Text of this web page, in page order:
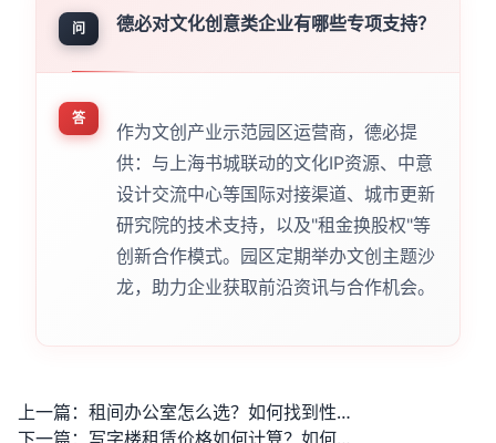
问 德必对文化创意类企业有哪些专项支持？
答
作为文创产业示范园区运营商，德必提
供：与上海书城联动的文化IP资源、中意
设计交流中心等国际对接渠道、城市更新
研究院的技术支持，以及"租金换股权"等
创新合作模式。园区定期举办文创主题沙
龙，助力企业获取前沿资讯与合作机会。
上一篇：
租间办公室怎么选？如何找到性价比高的办公空间？